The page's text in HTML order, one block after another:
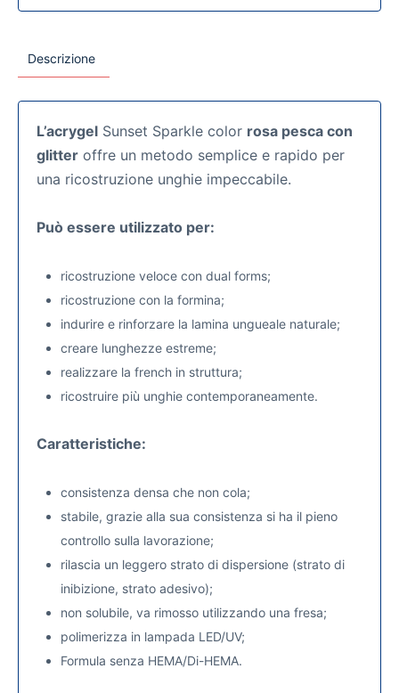
Descrizione
L’acrygel Sunset Sparkle color rosa pesca con
glitter offre un metodo semplice e rapido per
una ricostruzione unghie impeccabile.
Può essere utilizzato per:
ricostruzione veloce con dual forms;
ricostruzione con la formina;
indurire e rinforzare la lamina ungueale naturale;
creare lunghezze estreme;
realizzare la french in struttura;
ricostruire più unghie contemporaneamente.
Caratteristiche:
consistenza densa che non cola;
stabile, grazie alla sua consistenza si ha il pieno
controllo sulla lavorazione;
rilascia un leggero strato di dispersione (strato di
inibizione, strato adesivo);
non solubile, va rimosso utilizzando una fresa;
polimerizza in lampada LED/UV;
Formula senza HEMA/Di-HEMA.